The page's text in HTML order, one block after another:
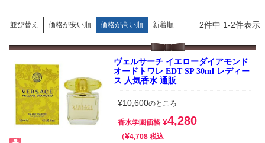
並び替え 価格が安い順 価格が高い順 新着順 2件中 1-2件表示
ヴェルサーチ イエローダイアモンド
オードトワレ EDT SP 30ml レディー
ス 人気香水 通販
¥10,600のところ
香水学園価格 ¥4,280
¥4,708 税込